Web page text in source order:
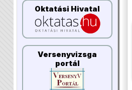
Oktatási Hivatal
Versenyvizsga
portál